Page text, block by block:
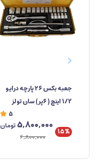
جعبه بکس ۲۶ پارچه درایو
1/2 اینچ ( ۶پر) سان تولز
5
15%
5,800,000تومان
6,800,000